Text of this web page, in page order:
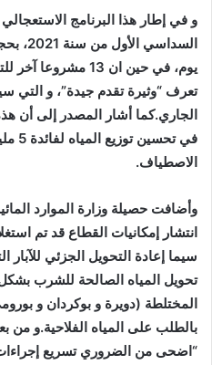
يوم، في حين ان 13
الجاري.كما أشار المصدر إلى أن
في
الاصطياف.
وأضافت حصيلة وزارة الموارد
انتشار إمكانيات القطاع قد تم
سيما إعادة التحويل الجزئي
تحويل المياه الصالحة للشرب
المختلطة (دويرة و بوكردان و
بالطلب على المياه الفلاحية.و
“اضحى من الضروري تسريع